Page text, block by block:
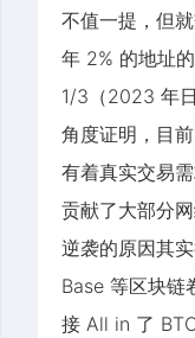
不值一提，但
年 2% 的地址
1/3（2023 年
角度证明，目
有着真实交易
贡献了大部分
逆袭的原因其
Base 等区块链
接 All in 了